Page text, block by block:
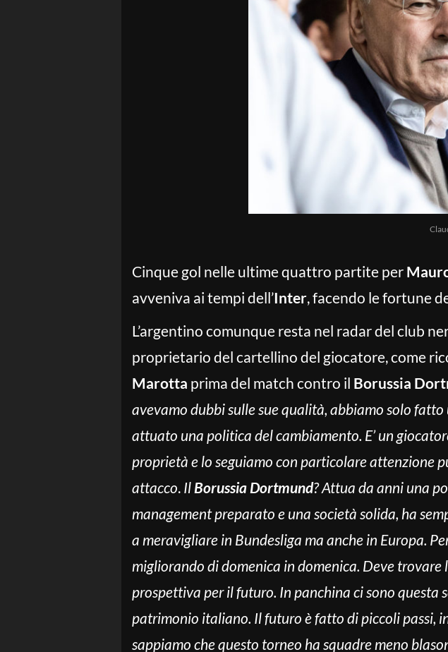
Cinque gol nelle ultime quattro partite per
avveniva ai tempi dell’Inter, facendo le fortune
L’argentino comunque resta nel radar del club
proprietario del cartellino del giocatore, come
Marotta prima del match contro il Borussia
avevamo dubbi sulle sue qualità, abbiamo solo fatto
attuato una politica del cambiamento. E’ un
proprietà e lo seguiamo con particolare attenzione
attacco. Il Borussia Dortmund? Attua da anni una
management preparato e una società solida, ha
a meravigliare in Bundesliga ma anche in Europa.
migliorando di domenica in domenica. Deve
prospettiva per il futuro. In panchina ci sono
patrimonio italiano. Il futuro è fatto di piccoli passi,
sappiamo che questo torneo ha squadre meno